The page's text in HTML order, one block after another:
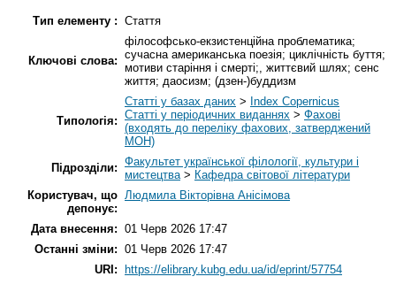
Тип елементу : Стаття
Ключові слова:
філософсько-екзистенційна проблематика;
сучасна американська поезія; циклічність буття;
мотиви старіння і смерті;, життєвий шлях; сенс
життя; даосизм; (дзен-)буддизм
Типологія:
Статті у базах даних > Index Copernicus
Статті у періодичних виданнях > Фахові
(входять до переліку фахових, затверджений
МОН)
Підрозділи: Факультет української філології, культури і
мистецтва> Кафедра світової літератури
Користувач, що
депонує:
Людмила Вікторівна Анісімова
Дата внесення: 01 Черв 2026 17:47
Останні зміни: 01 Черв 2026 17:47
URI:
https://elibrary.kubg.edu.ua/id/eprint/57754